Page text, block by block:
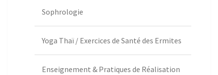
Sophrologie
Yoga Thaï / Exercices de Santé des Ermites
Enseignement & Pratiques de Réalisation